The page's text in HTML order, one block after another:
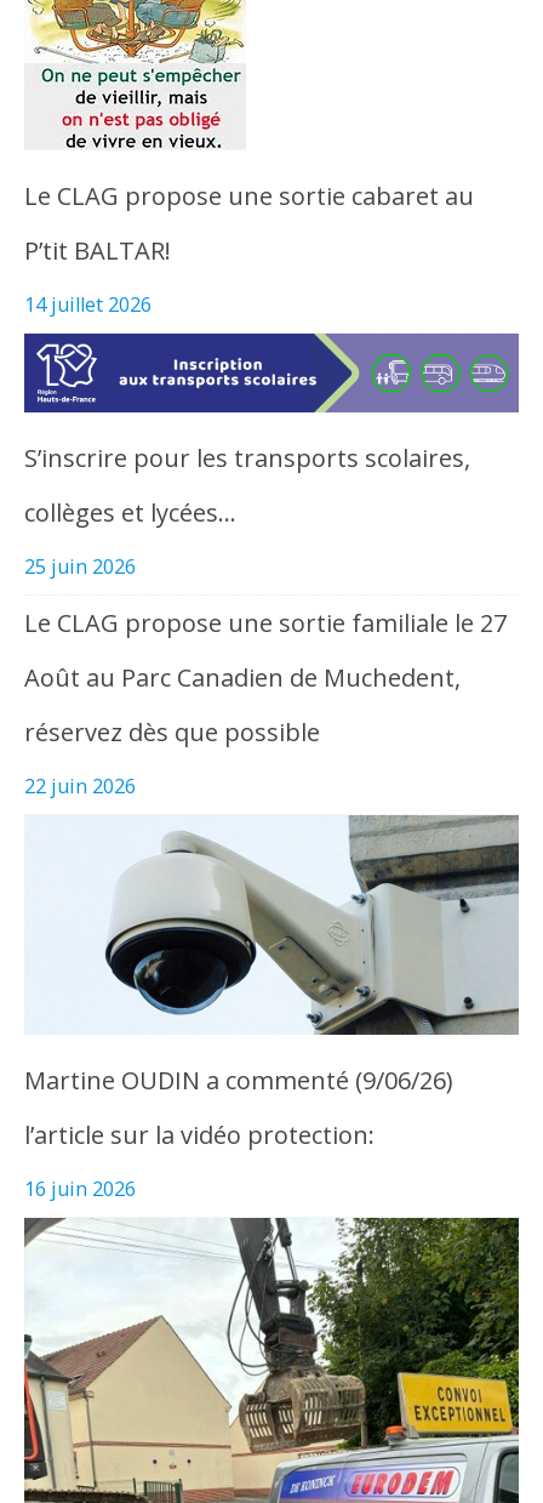
Le CLAG propose une sortie cabaret au
P’tit BALTAR!
14 juillet 2026
S’inscrire pour les transports scolaires,
collèges et lycées…
25 juin 2026
Le CLAG propose une sortie familiale le 27
Août au Parc Canadien de Muchedent,
réservez dès que possible
22 juin 2026
Martine OUDIN a commenté (9/06/26)
l’article sur la vidéo protection:
16 juin 2026